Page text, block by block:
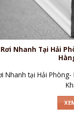
Nhanh Tại Hải
Nhanh tại Hải Phòng-